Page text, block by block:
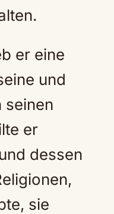
er eine
und
seinen
er
dessen
sie